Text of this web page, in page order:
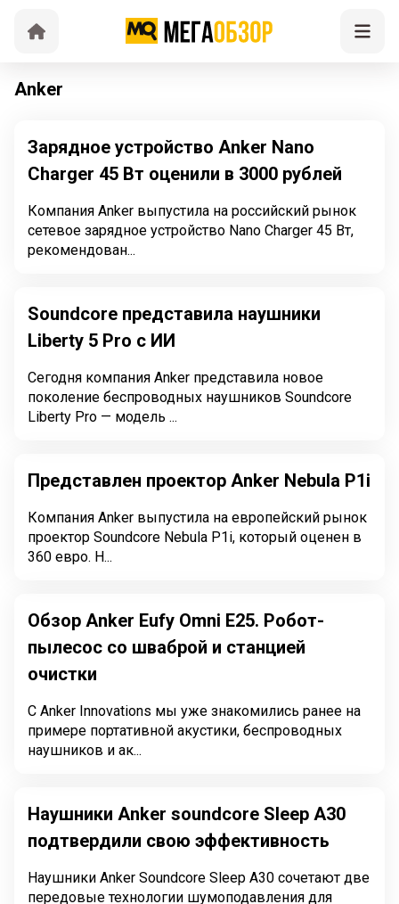
Anker
Зарядное устройство Anker Nano
Charger 45 Вт оценили в 3000 рублей
Компания Anker выпустила на российский рынок
сетевое зарядное устройство Nano Charger 45 Вт,
рекомендован...
Soundcore представила наушники
Liberty 5 Pro с ИИ
Сегодня компания Anker представила новое
поколение беспроводных наушников Soundcore
Liberty Pro — модель ...
Представлен проектор Anker Nebula P1i
Компания Anker выпустила на европейский рынок
проектор Soundcore Nebula P1i, который оценен в
360 евро. Н...
Обзор Anker Eufy Omni E25. Робот-
пылесос со шваброй и станцией
очистки
С Anker Innovations мы уже знакомились ранее на
примере портативной акустики, беспроводных
наушников и ак...
Наушники Anker soundcore Sleep A30
подтвердили свою эффективность
Наушники Anker Soundcore Sleep A30 сочетают две
передовые технологии шумоподавления для